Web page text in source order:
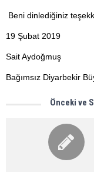
Beni dinlediğiniz
19 Şubat 2019
Sait Aydoğmuş
Bağımsız Diyarbekir
Önceki ve